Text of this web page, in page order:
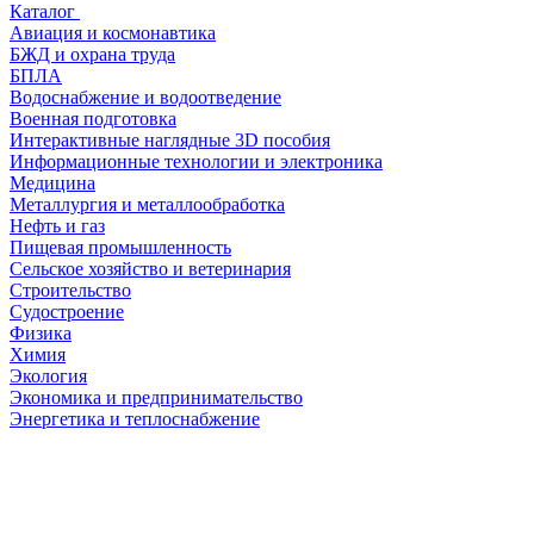
Каталог
Авиация и космонавтика
БЖД и охрана труда
БПЛА
Водоснабжение и водоотведение
Военная подготовка
Интерактивные наглядные 3D пособия
Информационные технологии и электроника
Медицина
Металлургия и металлообработка
Нефть и газ
Пищевая промышленность
Сельское хозяйство и ветеринария
Строительство
Судостроение
Физика
Химия
Экология
Экономика и предпринимательство
Энергетика и теплоснабжение